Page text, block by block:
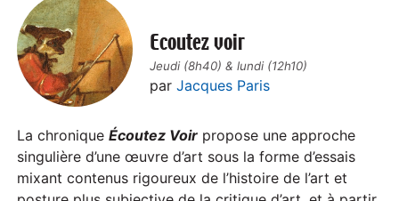
Ecoutez voir
Jeudi (8h40) & lundi (12h10)
parJacques Paris
La chroniqueÉcoutez Voir propose une approche
singulière d’une œuvre d’art sous la forme d’essais
mixant contenus rigoureux de l’histoire de l’art et